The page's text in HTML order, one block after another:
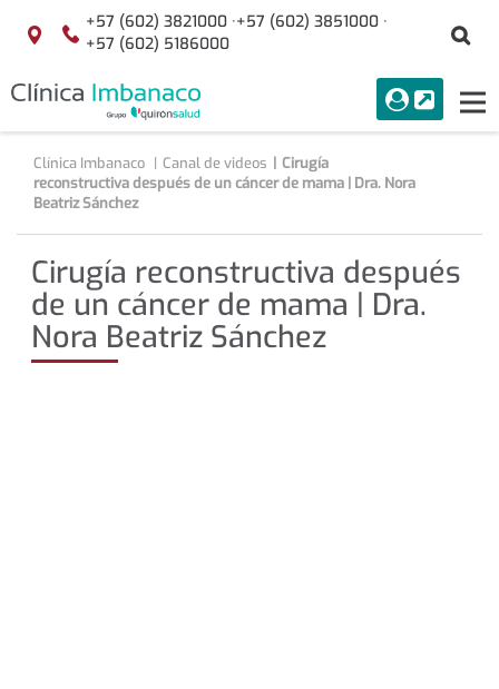
Saltar al contenido
Localización
+57 (602) 3821000 ·+57 (602) 3851000 ·
+57 (602) 5186000
menuAcceso
Buscar
Clínica Imbanaco Canal de videos
Cirugía
reconstructiva después de un cáncer de mama | Dra. Nora
Beatriz Sánchez
Cirugía reconstructiva después
de un cáncer de mama | Dra.
Nora Beatriz Sánchez